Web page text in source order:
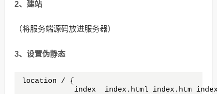
2、建站
（将服务端源码放进服务器）
3、设置伪静态
location / {
index  index.html index.htm